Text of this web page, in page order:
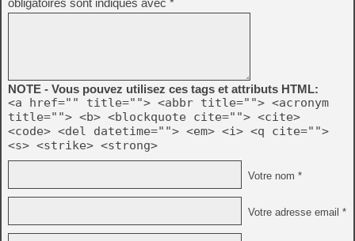
obligatoires sont indiqués avec *
NOTE - Vous pouvez utilisez ces tags et attributs HTML:
<a href="" title=""> <abbr title=""> <acronym
title=""> <b> <blockquote cite=""> <cite>
<code> <del datetime=""> <em> <i> <q cite="">
<s> <strike> <strong>
Votre nom *
Votre adresse email *